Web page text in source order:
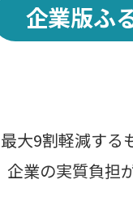
企業版ふ
大9割軽減す
業の実質負担